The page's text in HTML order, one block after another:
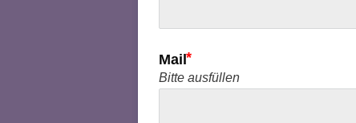
Mail
Bitte ausfüllen